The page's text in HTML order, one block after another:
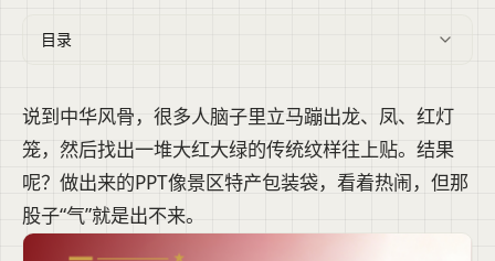
目录
说到中华风骨，很多人脑子里立马蹦出龙、凤、红灯
笼，然后找出一堆大红大绿的传统纹样往上贴。结果
呢？做出来的PPT像景区特产包装袋，看着热闹，但那
股子“气”就是出不来。